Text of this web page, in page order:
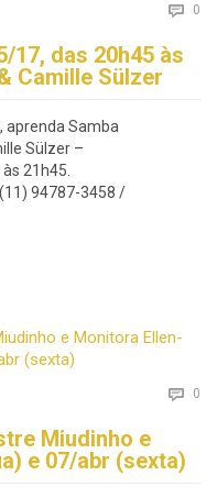
 0
17, das 20h45 às
Camille Sülzer
aprenda Samba
Sülzer –
21h45.
94787-3458 /
 0
Miudinho e
e 07/abr (sexta)